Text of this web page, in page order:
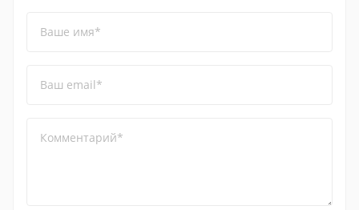
Ваше имя*
Ваш email*
Комментарий*